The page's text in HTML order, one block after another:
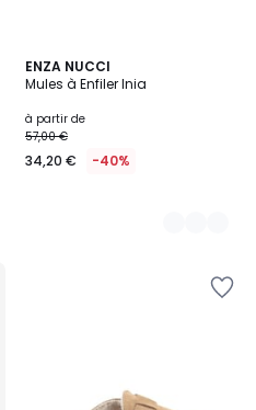
ENZA NUCCI
Mules à Enfiler Inia
à partir de
57,00 €
34,20 € -40%
7
Couleurs